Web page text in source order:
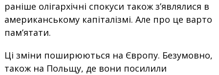
раніше олігархічні спокуси також з’являлися в
американському капіталізмі. Але про це варто
пам’ятати.
Ці зміни поширюються на Європу. Безумовно,
також на Польщу, де вони посилили